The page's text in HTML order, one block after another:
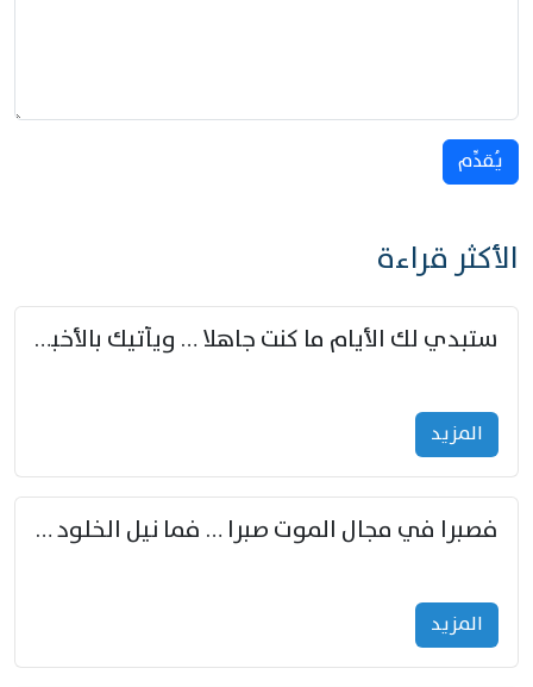
يُقدِّم
الأكثر قراءة
ستبدي لك الأيام ما كنت جاهلا … ويأتيك بالأخبار من لم تزوّد
المزید
فصبرا في مجال الموت صبرا … فما نيل الخلود بمستطاع
المزید